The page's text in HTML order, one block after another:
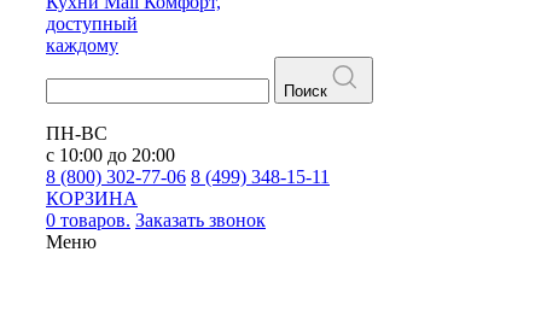
доступный
каждому
Поиск
ПН-ВС
с 10:00 до 20:00
8 (800) 302-77-06 8 (499) 348-15-11
КОРЗИНА
0 товаров. Заказать звонок
Меню